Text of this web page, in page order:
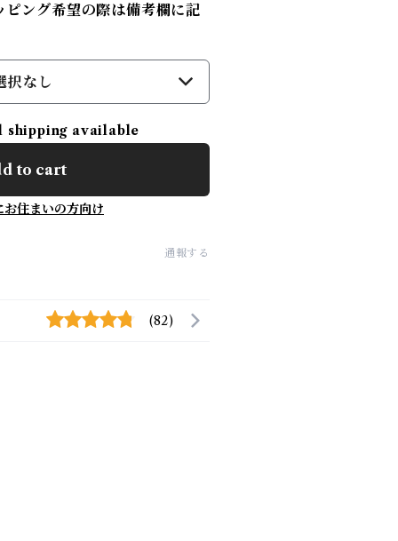
ング希望の際は備考欄に記
択なし
available
to cart
お住まいの方向け
通報する
(82)